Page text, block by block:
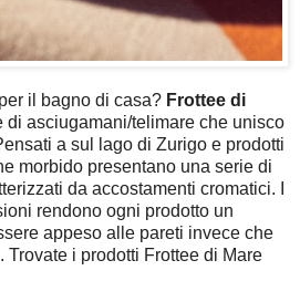
il bagno di casa? Frottee di
di asciugamani/telimare che unisco
a sul lago di Zurigo e prodotti
morbido presentano una serie di
da accostamenti cromatici. I
rendono ogni prodotto un
appeso alle pareti invece che
Trovate i prodotti Frottee di Mare